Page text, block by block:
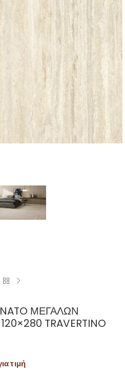
ΜΕΓΆΛΩΝ
TRAVERTINO
τιμή